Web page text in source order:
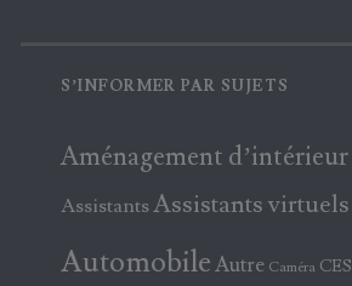
S’INFORMER PAR SUJETS
Aménagement d’intérieur
AssistantsAssistants virtuels
AutomobileAutre Caméra CES